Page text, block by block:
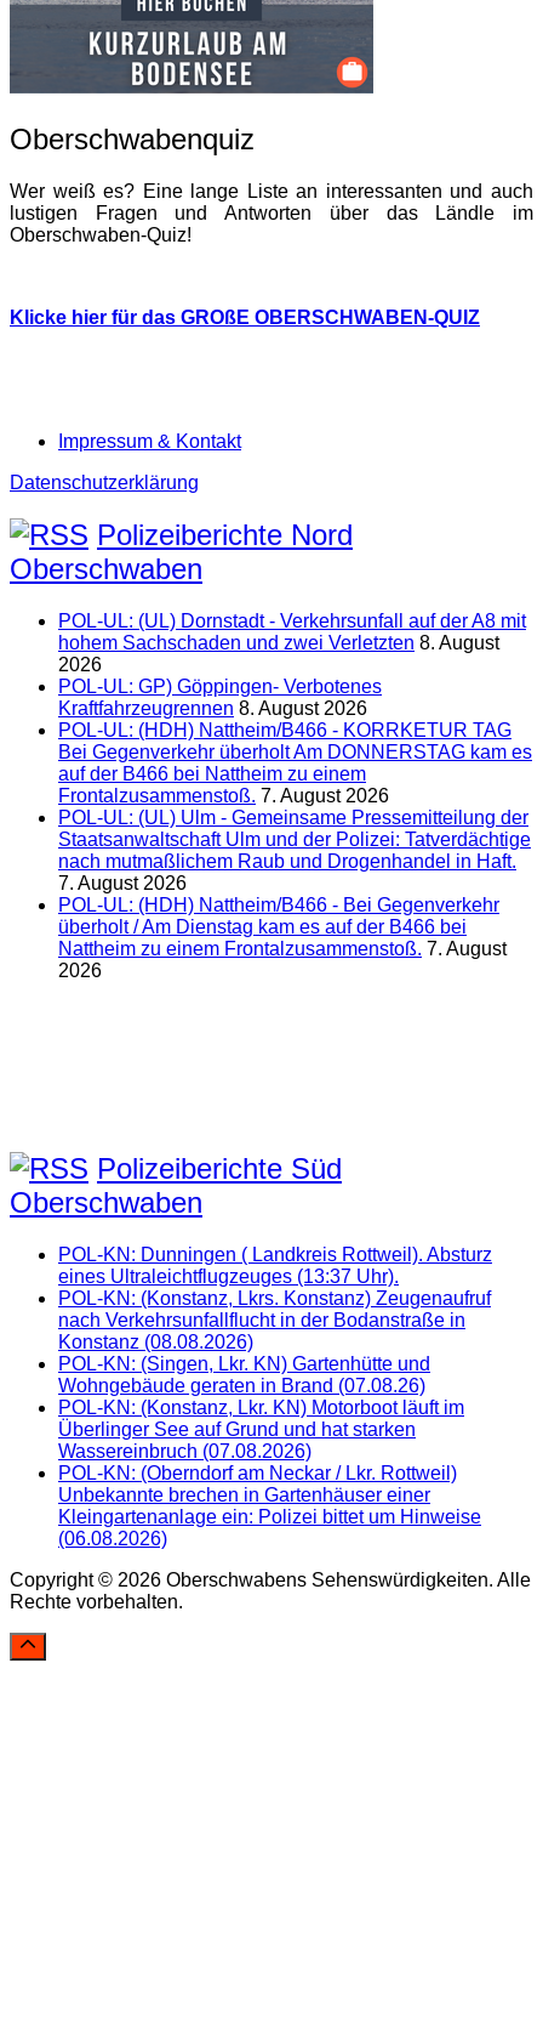
Oberschwabenquiz
Wer weiß es? Eine lange Liste an interessanten und auch
lustigen Fragen und Antworten über das Ländle im
Oberschwaben-Quiz!
Klicke hier für das GROßE OBERSCHWABEN-QUIZ
Impressum & Kontakt
Datenschutzerklärung
Polizeiberichte Nord
Oberschwaben
POL-UL: (UL) Dornstadt - Verkehrsunfall auf der A8 mit
hohem Sachschaden und zwei Verletzten 8. August
2026
POL-UL: GP) Göppingen- Verbotenes
Kraftfahrzeugrennen 8. August 2026
POL-UL: (HDH) Nattheim/B466 - KORRKETUR TAG
Bei Gegenverkehr überholt Am DONNERSTAG kam es
auf der B466 bei Nattheim zu einem
Frontalzusammenstoß. 7. August 2026
POL-UL: (UL) Ulm - Gemeinsame Pressemitteilung der
Staatsanwaltschaft Ulm und der Polizei: Tatverdächtige
nach mutmaßlichem Raub und Drogenhandel in Haft.
7. August 2026
POL-UL: (HDH) Nattheim/B466 - Bei Gegenverkehr
überholt / Am Dienstag kam es auf der B466 bei
Nattheim zu einem Frontalzusammenstoß. 7. August
2026
Polizeiberichte Süd
Oberschwaben
POL-KN: Dunningen ( Landkreis Rottweil). Absturz
eines Ultraleichtflugzeuges (13:37 Uhr).
POL-KN: (Konstanz, Lkrs. Konstanz) Zeugenaufruf
nach Verkehrsunfallflucht in der Bodanstraße in
Konstanz (08.08.2026)
POL-KN: (Singen, Lkr. KN) Gartenhütte und
Wohngebäude geraten in Brand (07.08.26)
POL-KN: (Konstanz, Lkr. KN) Motorboot läuft im
Überlinger See auf Grund und hat starken
Wassereinbruch (07.08.2026)
POL-KN: (Oberndorf am Neckar / Lkr. Rottweil)
Unbekannte brechen in Gartenhäuser einer
Kleingartenanlage ein: Polizei bittet um Hinweise
(06.08.2026)
Copyright © 2026 Oberschwabens Sehenswürdigkeiten. Alle
Rechte vorbehalten.